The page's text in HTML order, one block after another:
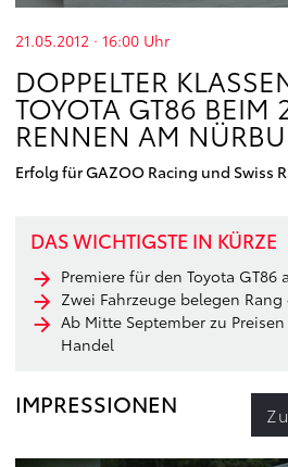
21.05.2012 · 16:00 Uhr
DOPPELTER
TOYOTA GT86 BEIM
RENNEN AM
Erfolg für GAZOO Racing und Swiss
DAS WICHTIGSTE IN KÜRZE
Premiere für den Toyota GT86
Zwei Fahrzeuge belegen
Ab Mitte September zu
Handel
IMPRESSIONEN